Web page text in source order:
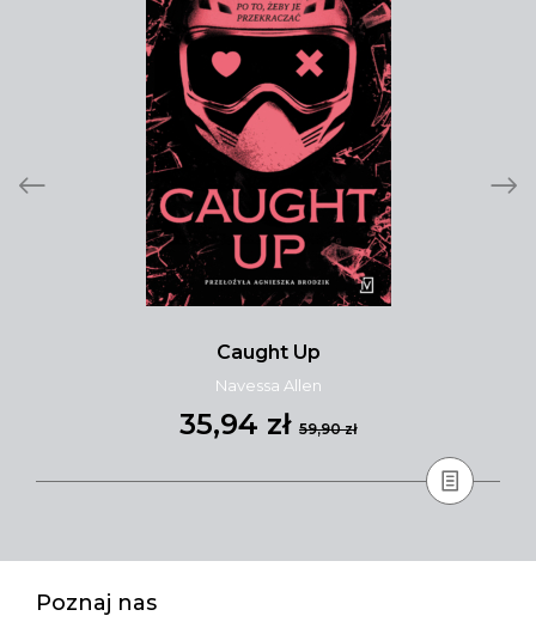
Caught Up
Navessa Allen
35,94 zł 59,90 zł
Poznaj nas